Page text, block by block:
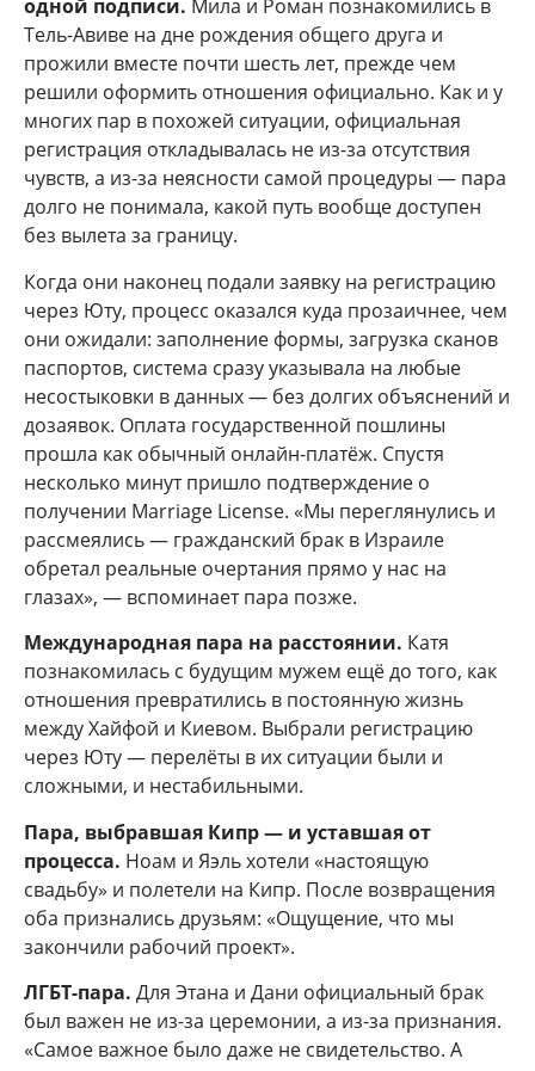
одной подписи. Мила и Роман познакомились в
Тель-Авиве на дне рождения общего друга и
прожили вместе почти шесть лет, прежде чем
решили оформить отношения официально. Как и у
многих пар в похожей ситуации, официальная
регистрация откладывалась не из-за отсутствия
чувств, а из-за неясности самой процедуры — пара
долго не понимала, какой путь вообще доступен
без вылета за границу.
Когда они наконец подали заявку на регистрацию
через Юту, процесс оказался куда прозаичнее, чем
они ожидали: заполнение формы, загрузка сканов
паспортов, система сразу указывала на любые
несостыковки в данных — без долгих объяснений и
дозаявок. Оплата государственной пошлины
прошла как обычный онлайн-платёж. Спустя
несколько минут пришло подтверждение о
получении Marriage License. «Мы переглянулись и
рассмеялись — гражданский брак в Израиле
обретал реальные очертания прямо у нас на
глазах», — вспоминает пара позже.
Международная пара на расстоянии. Катя
познакомилась с будущим мужем ещё до того, как
отношения превратились в постоянную жизнь
между Хайфой и Киевом. Выбрали регистрацию
через Юту — перелёты в их ситуации были и
сложными, и нестабильными.
Пара, выбравшая Кипр — и уставшая от
процесса. Ноам и Яэль хотели «настоящую
свадьбу» и полетели на Кипр. После возвращения
оба признались друзьям: «Ощущение, что мы
закончили рабочий проект».
ЛГБТ-пара. Для Этана и Дани официальный брак
был важен не из-за церемонии, а из-за признания.
«Самое важное было даже не свидетельство. А